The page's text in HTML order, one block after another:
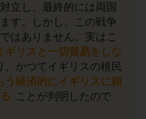
立し、最終的には両国
す。しかし、この戦争
はありません。実はこ
ギリスと一切貿易をしな
、かつてイギリスの植民
う経済的にイギリスに頼
ことが判明したので